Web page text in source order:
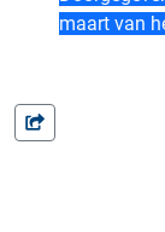
maart van